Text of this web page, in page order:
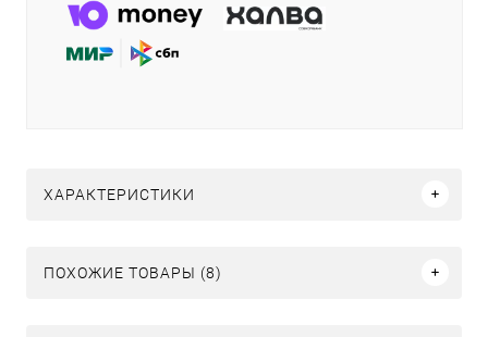
ХАРАКТЕРИСТИКИ
ПОХОЖИЕ ТОВАРЫ (8)